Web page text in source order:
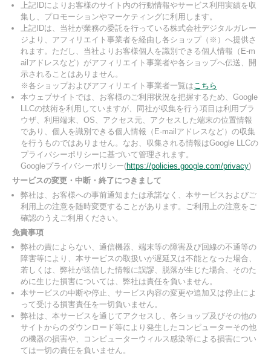
上記IDによりお客様のサイト内の行動情報やサービス利用実績を収
集し、プロモーションやマーケティングに利用します。
上記IDは、当社が業務の委託を行っている株式会社デジタルガレー
ジより、アフィリエイト事業者を経由し各ショップ（※）へ提供さ
れます。ただし、当社よりお客様個人を識別できる個人情報（E-m
ailアドレスなど）がアフィリエイト事業者や各ショップへ伝送、開
示されることはありません。
※各ショップおよびアフィリエイト事業者一覧はこちら
本ウェブサイトでは、お客様のご利用状況を把握するため、Google
LLCの技術を利用していますが、同社が収集を行う項目は利用ブラ
ウザ、利用端末、OS、アクセス元、アクセスした端末の位置情報
であり、個人を識別できる個人情報（E-mailアドレスなど）の収集
を行うものではありません。なお、収集される情報はGoogle LLCの
プライバシーポリシーに基づいて管理されます。
Googleプライバシーポリシー(https://policies.google.com/privacy)
サービスの変更・中断・終了につきまして
弊社は、お客様への事前通知または承諾なく、本サービスおよびご
利用上の注意を随時変更することがあります。ご利用上の注意をご
確認のうえご利用ください。
免責事項
弊社の責によらない、通信機器、端末等の障害及び回線の不通等の
障害等により、本サービスの取扱いが遅延又は不能となった場合、
若しくは、弊社が送信した情報に誤謬、脱落が生じた場合、そのた
めに生じた損害については、弊社は責任を負いません。
本サービスの中断や停止、サービス内容の変更や追加又は停止によ
って受ける損害責任を一切負いません。
弊社は、本サービスを通じてアクセスし、各ショップ及びその他の
サイトからのダウンロード等により発生したコンピューターその他
の機器の損害や、コンピューターウィルス感染等による損害につい
ては一切の責任を負いません。